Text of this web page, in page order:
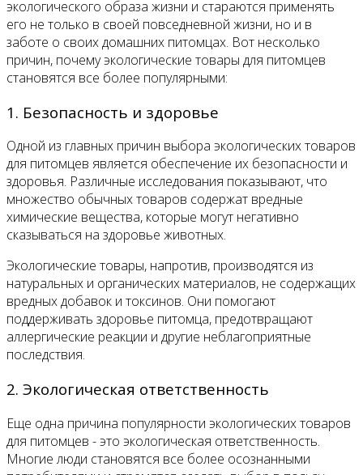
экологического образа жизни и стараются применять
его не только в своей повседневной жизни, но и в
заботе о своих домашних питомцах. Вот несколько
причин, почему экологические товары для питомцев
становятся все более популярными:
1. Безопасность и здоровье
Одной из главных причин выбора экологических товаров
для питомцев является обеспечение их безопасности и
здоровья. Различные исследования показывают, что
множество обычных товаров содержат вредные
химические вещества, которые могут негативно
сказываться на здоровье животных.
Экологические товары, напротив, производятся из
натуральных и органических материалов, не содержащих
вредных добавок и токсинов. Они помогают
поддерживать здоровье питомца, предотвращают
аллергические реакции и другие неблагоприятные
последствия.
2. Экологическая ответственность
Еще одна причина популярности экологических товаров
для питомцев - это экологическая ответственность.
Многие люди становятся все более осознанными